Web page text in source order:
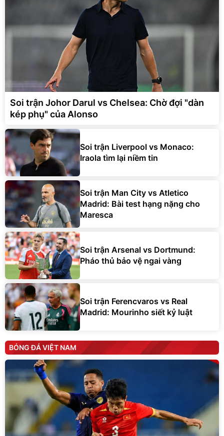
Soi trận Johor Darul vs Chelsea: Chờ đợi "dàn
kép phụ" của Alonso
Soi trận Liverpool vs Monaco:
Iraola tìm lại niềm tin
Soi trận Man City vs Atletico
Madrid: Bài test hạng nặng cho
Maresca
Soi trận Arsenal vs Dortmund:
Pháo thủ bảo vệ ngai vàng
Soi trận Ferencvaros vs Real
Madrid: Mourinho siết kỷ luật
BÓNG ĐÁ VIỆT NAM